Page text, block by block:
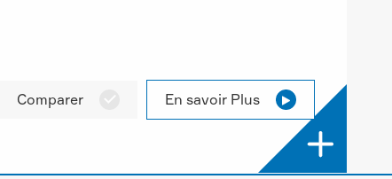
Comparer  En savoir Plus 
